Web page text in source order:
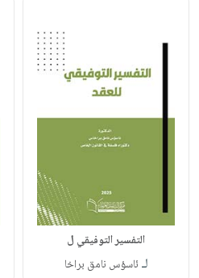
التفسير التوفيقي ل
لـ ئاسؤس نامق براخا